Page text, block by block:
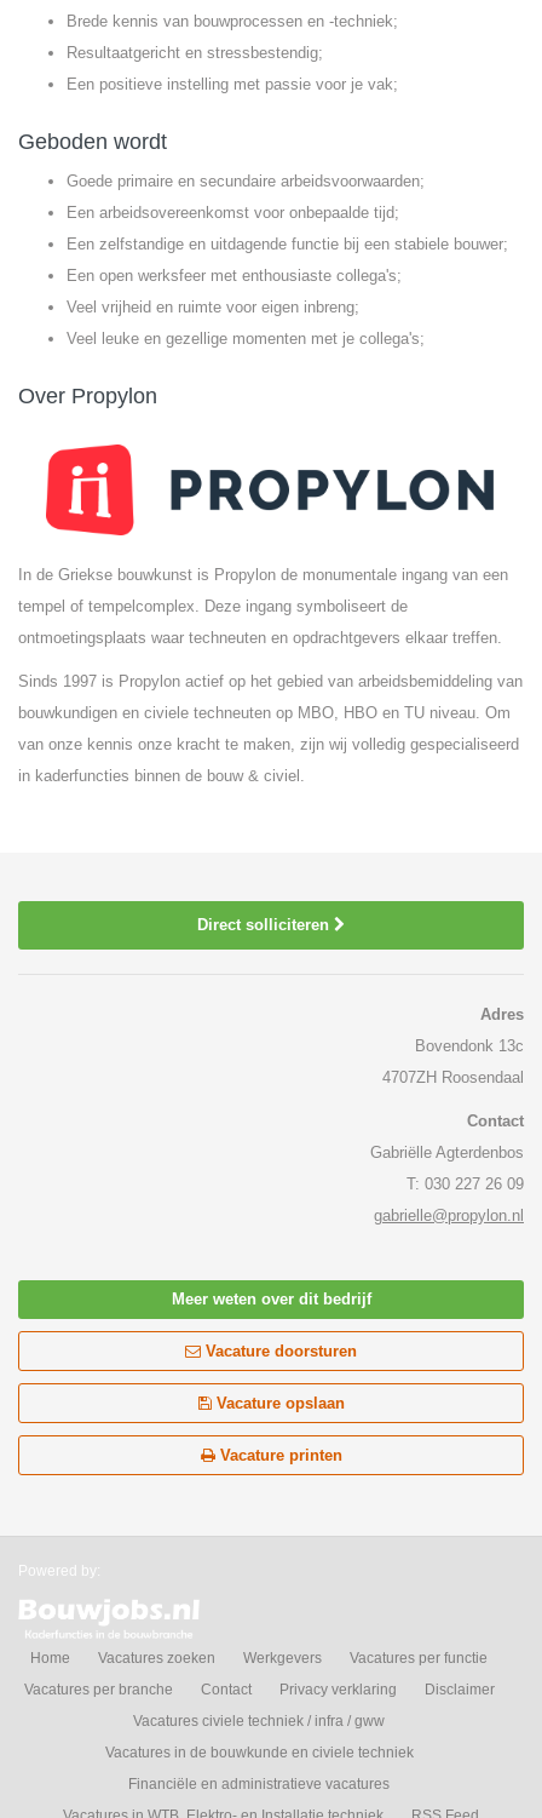
Brede kennis van bouwprocessen en -techniek;
Resultaatgericht en stressbestendig;
Een positieve instelling met passie voor je vak;
Geboden wordt
Goede primaire en secundaire arbeidsvoorwaarden;
Een arbeidsovereenkomst voor onbepaalde tijd;
Een zelfstandige en uitdagende functie bij een stabiele bouwer;
Een open werksfeer met enthousiaste collega's;
Veel vrijheid en ruimte voor eigen inbreng;
Veel leuke en gezellige momenten met je collega's;
Over Propylon
In de Griekse bouwkunst is Propylon de monumentale ingang van een
tempel of tempelcomplex. Deze ingang symboliseert de
ontmoetingsplaats waar techneuten en opdrachtgevers elkaar treffen.
Sinds 1997 is Propylon actief op het gebied van arbeidsbemiddeling van
bouwkundigen en civiele techneuten op MBO, HBO en TU niveau. Om
van onze kennis onze kracht te maken, zijn wij volledig gespecialiseerd
in kaderfuncties binnen de bouw & civiel.
Direct solliciteren
Adres
Bovendonk 13c
4707ZH Roosendaal
Contact
Gabriëlle Agterdenbos
T: 030 227 26 09
gabrielle@propylon.nl
Meer weten over dit bedrijf
Vacature doorsturen
Vacature opslaan
Vacature printen
Powered by:
Home Vacatures zoeken Werkgevers
Vacatures per functie
Vacatures per branche
Contact Privacy verklaring
Disclaimer
Vacatures civiele techniek / infra / gww
Vacatures in de bouwkunde en civiele techniek
Financiële en administratieve vacatures